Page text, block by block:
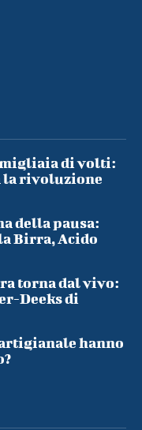
di volti:
la rivoluzione
della pausa:
Birra, Acido
torna dal vivo:
Deeks di
hanno